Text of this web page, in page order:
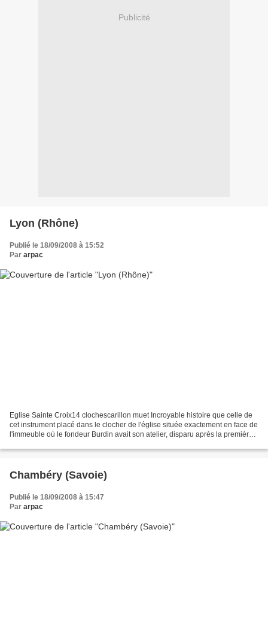
Publicité
Lyon (Rhône)
Publié le 18/09/2008 à 15:52
Par arpac
Eglise Sainte Croix14 clochescarillon muet Incroyable histoire que celle de
cet instrument placé dans le clocher de l'église située exactement en face de
l'immeuble où le fondeur Burdin avait son atelier, disparu après la première
Chambéry (Savoie)
Publié le 18/09/2008 à 15:47
Par arpac